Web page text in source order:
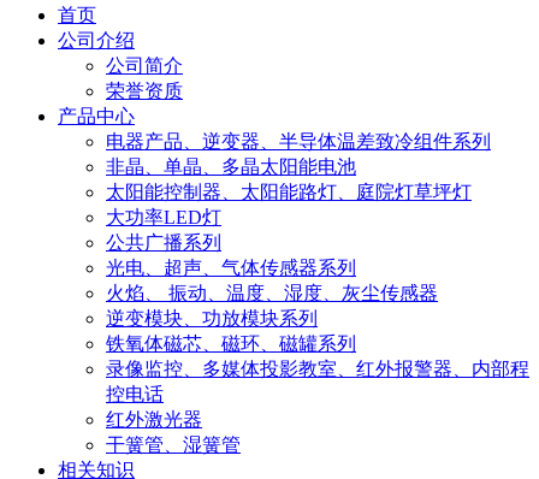
首页
公司介绍
公司简介
荣誉资质
产品中心
电器产品、逆变器、半导体温差致冷组件系列
非晶、单晶、多晶太阳能电池
太阳能控制器、太阳能路灯、庭院灯草坪灯
大功率LED灯
公共广播系列
光电、超声、气体传感器系列
火焰、 振动、温度、湿度、灰尘传感器
逆变模块、功放模块系列
铁氧体磁芯、磁环、磁罐系列
录像监控、多媒体投影教室、红外报警器、内部程
控电话
红外激光器
干簧管、湿簧管
相关知识